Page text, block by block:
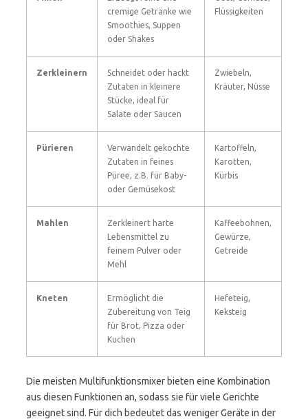
cremige Getränke wie
Smoothies, Suppen
oder Shakes
Flüssigkeiten
Zerkleinern
Schneidet oder hackt
Zutaten in kleinere
Stücke, ideal für
Salate oder Saucen
Zwiebeln,
Kräuter, Nüsse
Pürieren
Verwandelt gekochte
Zutaten in feines
Püree, z.B. für Baby-
oder Gemüsekost
Kartoffeln,
Karotten,
Kürbis
Mahlen
Zerkleinert harte
Lebensmittel zu
feinem Pulver oder
Mehl
Kaffeebohnen,
Gewürze,
Getreide
Kneten
Ermöglicht die
Zubereitung von Teig
für Brot, Pizza oder
Kuchen
Hefeteig,
Keksteig
Die meisten Multifunktionsmixer bieten eine Kombination
aus diesen Funktionen an, sodass sie für viele Gerichte
geeignet sind. Für dich bedeutet das weniger Geräte in der